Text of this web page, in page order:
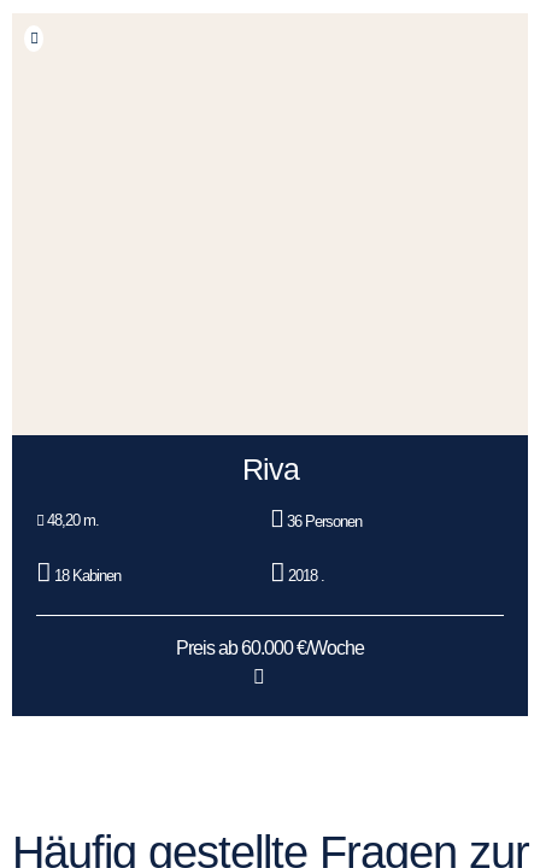
Riva
48,20 m. 36 Personen
18 Kabinen 2018 .
Preis ab 60.000 €/Woche
Häufig gestellte Fragen zur